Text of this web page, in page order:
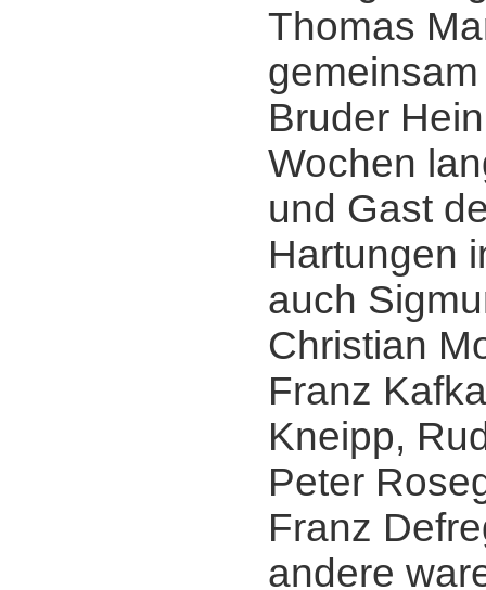
Thomas
Bruder
Wochen
und Gast
Hartungen
auch
Christian
Franz
Kneipp,
Peter
Franz
andere